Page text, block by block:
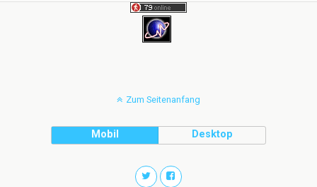
Zum Seitenanfang
Mobil Desktop